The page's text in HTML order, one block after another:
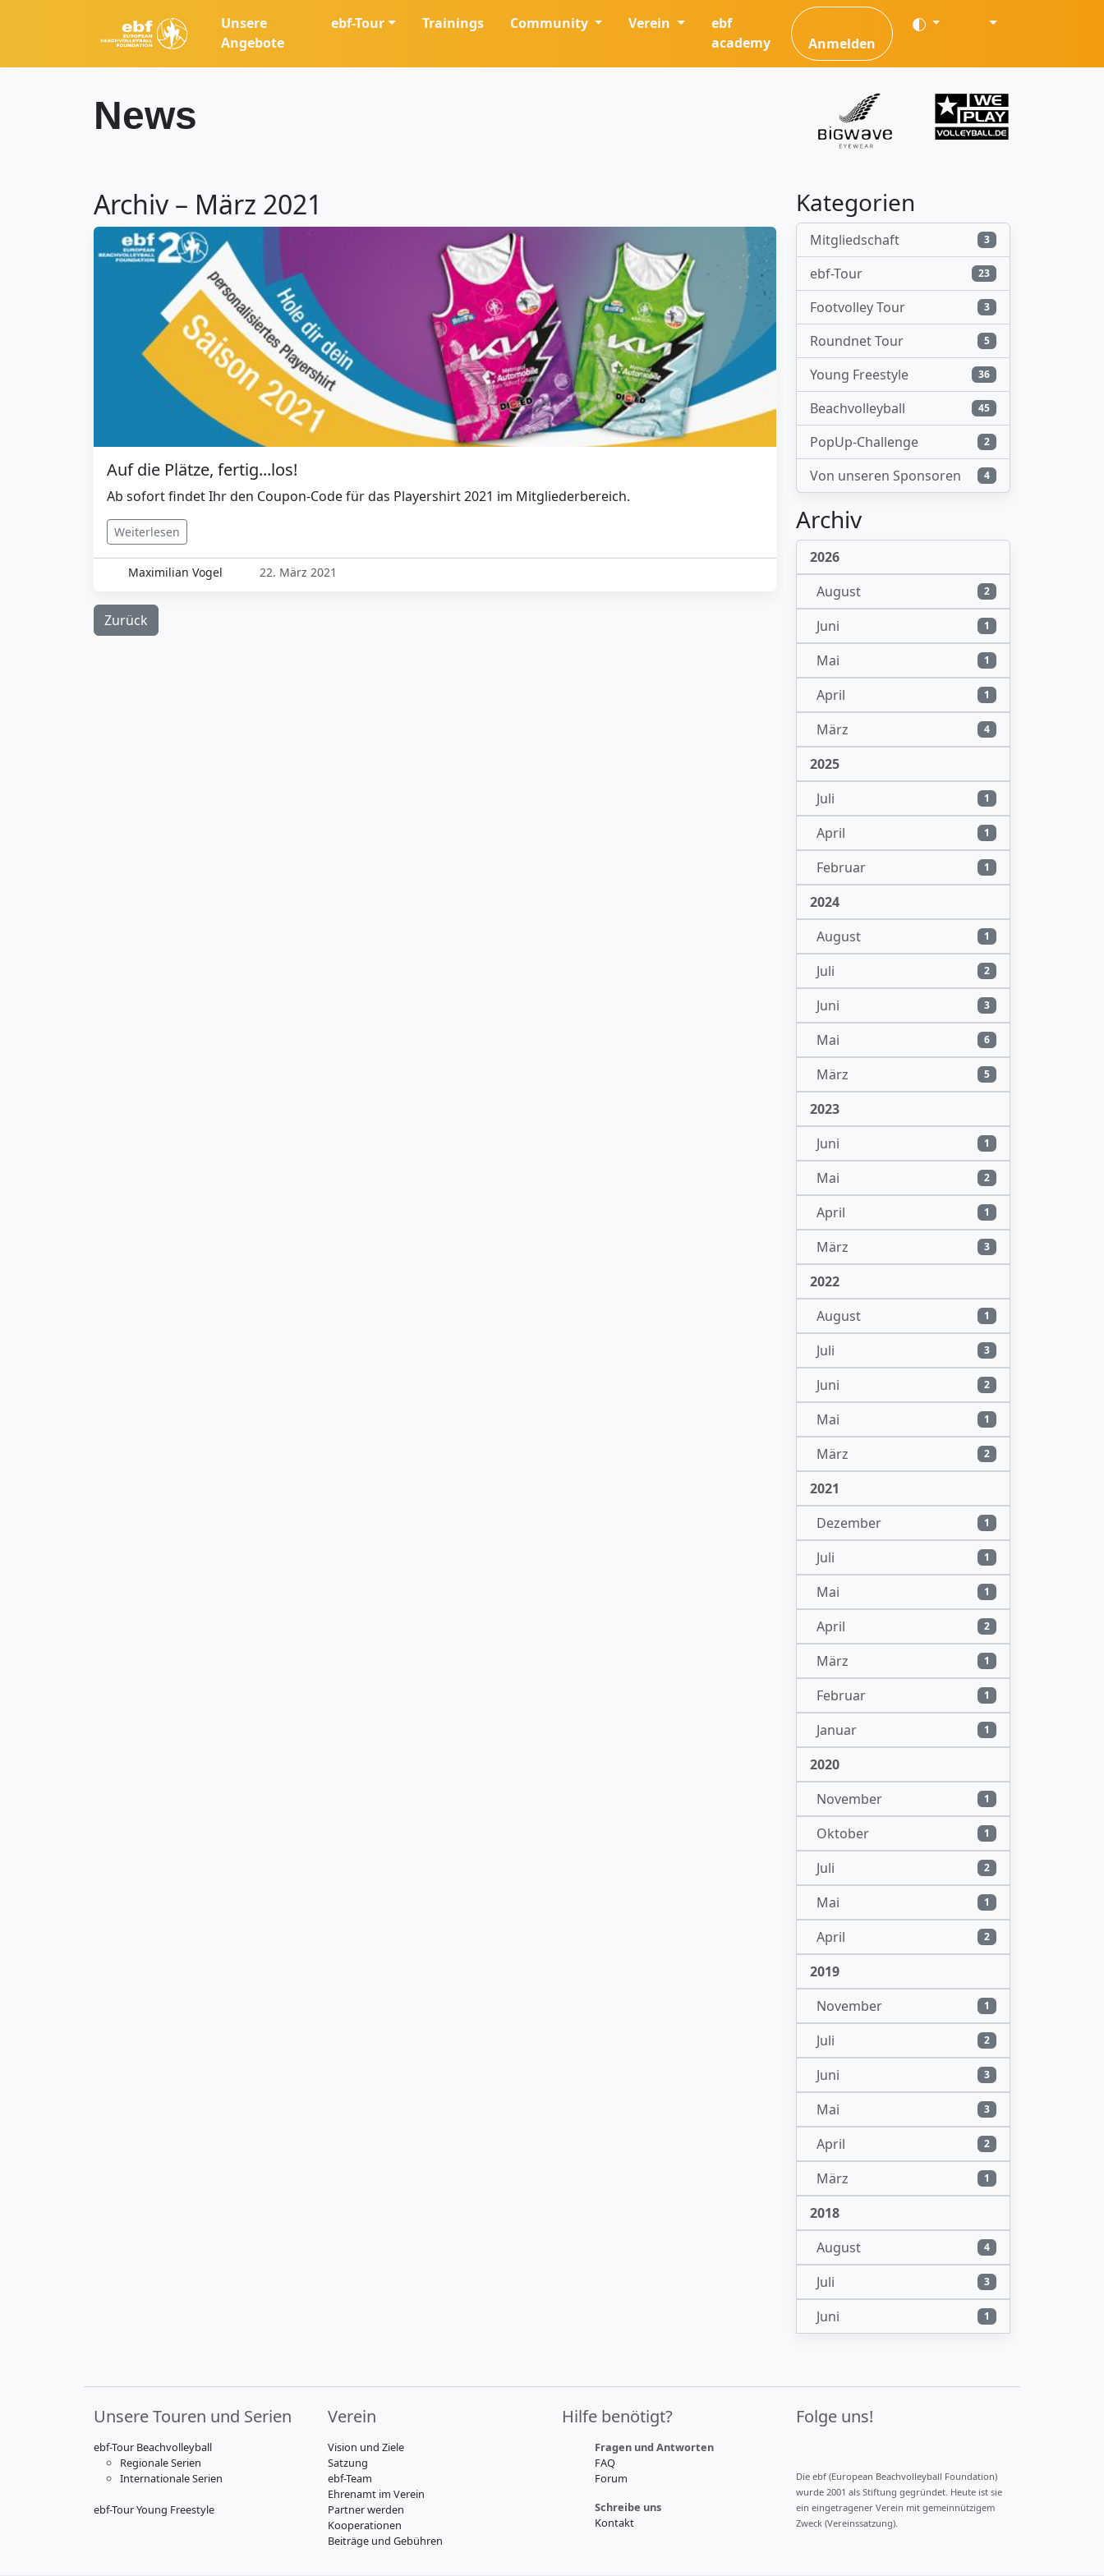
Unsere
Angebote
ebf-Tour Trainings Community Verein
ebf
academy
Anmelden
News
Archiv – März 2021
Auf die Plätze, fertig...los!
Ab sofort findet Ihr den Coupon-Code für das Playershirt 2021 im Mitgliederbereich.
Weiterlesen
Maximilian Vogel 22. März 2021
Zurück
Kategorien
Mitgliedschaft 3
ebf-Tour 23
Footvolley Tour 3
Roundnet Tour 5
Young Freestyle 36
Beachvolleyball 45
PopUp-Challenge 2
Von unseren Sponsoren 4
Archiv
2026
August
2
Juni 1
Mai 1
April 1
März 4
2025
Juli
1
April 1
Februar 1
2024
August
1
Juli 2
Juni 3
Mai 6
März 5
2023
Juni
1
Mai 2
April 1
März 3
2022
August
1
Juli 3
Juni 2
Mai 1
März 2
2021
Dezember
1
Juli 1
Mai 1
April 2
März 1
Februar 1
Januar 1
2020
November
1
Oktober 1
Juli 2
Mai 1
April 2
2019
November
1
Juli 2
Juni 3
Mai 3
April 2
März 1
2018
August
4
Juli 3
Juni 1
Unsere Touren und Serien
ebf-Tour Beachvolleyball
Regionale Serien
Internationale Serien
ebf-Tour Young Freestyle
Verein
Vision und Ziele
Satzung
ebf-Team
Ehrenamt im Verein
Partner werden
Kooperationen
Beiträge und Gebühren
Hilfe benötigt?
Fragen und Antworten
FAQ
Forum
Schreibe uns
Kontakt
Folge uns!
Die ebf (European Beachvolleyball Foundation)
wurde 2001 als Stiftung gegründet. Heute ist sie
ein eingetragener Verein mit gemeinnützigem
Zweck (Vereinssatzung).